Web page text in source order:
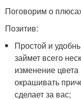
Поговорим о
Позитив:
Простой и
займет всего
изменение
окрашивать
сделает за вас;